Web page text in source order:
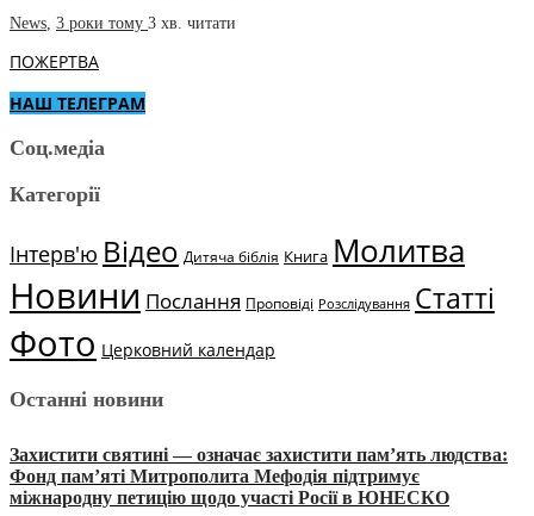
News, 3 роки тому 3 хв. читати
ПОЖЕРТВА
НАШ ТЕЛЕГРАМ
Соц.медіа
Категорії
Інтерв'ю Відео Дитяча біблія Книга Молитва
Новини Послання Проповіді Розслідування Статті
Фото Церковний календар
Останні новини
Захистити святині — означає захистити пам’ять людства:
Фонд пам’яті Митрополита Мефодія підтримує
міжнародну петицію щодо участі Росії в ЮНЕСКО